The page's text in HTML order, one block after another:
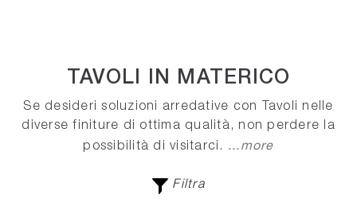
TAVOLI IN MATERICO
Se desideri soluzioni arredative con Tavoli nelle
diverse finiture di ottima qualità, non perdere la
possibilità di visitarci. ...more
Filtra